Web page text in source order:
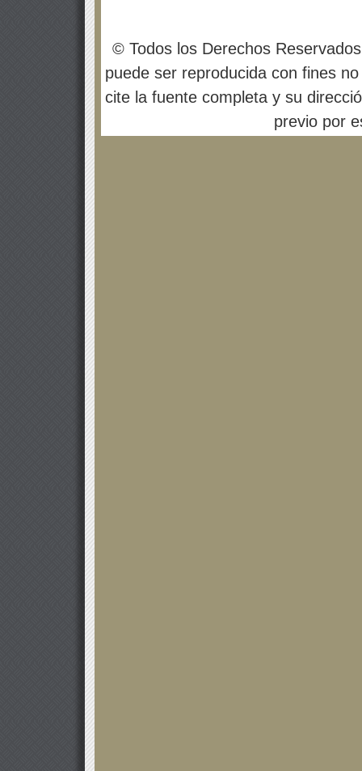
© Todos los Derechos
puede ser reproducida con fines
cite la fuente completa y su
previo por